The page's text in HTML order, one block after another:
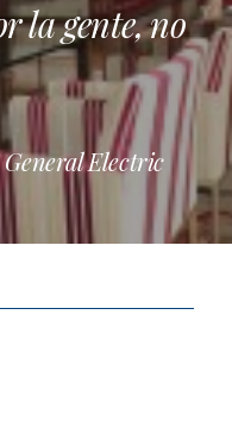
la gente, no
Electric